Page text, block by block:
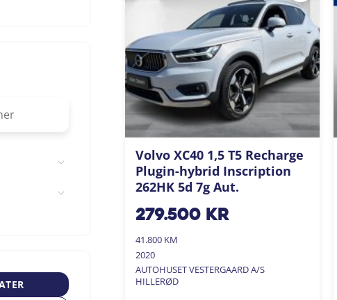
Volvo XC40 1,5 T5 Recharge
Plugin-hybrid Inscription
262HK 5d 7g Aut.
279.500kr
41.800 KM
2020
AUTOHUSET VESTERGAARD A/S
HILLERØD